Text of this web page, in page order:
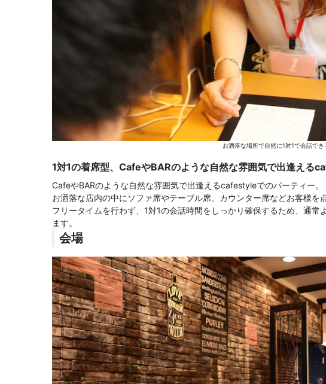
お洒落な場所で自然に1対1で会話でき
1対1の着席型、CafeやBARのような自然な雰囲気で出逢える
CafeやBARのような自然な雰囲気で出逢えるcafestyleでのパーティー。
お洒落な店内の中にソファ席やテーブル席、カウンター席などお客様を
フリータイムを行わず、1対1の会話時間をしっかり確保するため、通常
ます。
会場